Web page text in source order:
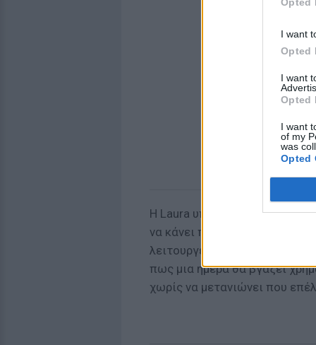
I want
Opted
I want
Opted
I want
of my
was
Opted
Η Laura υποστηρίζει πως
να κάνει περίεργες
λειτουργεί έτσι. Αυτό βέβαια
πως μια ημέρα θα βγάζει
χωρίς να μετανιώνει που